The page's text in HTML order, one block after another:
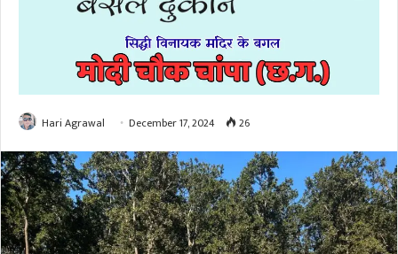
Hari Agrawal December 17, 2024 26